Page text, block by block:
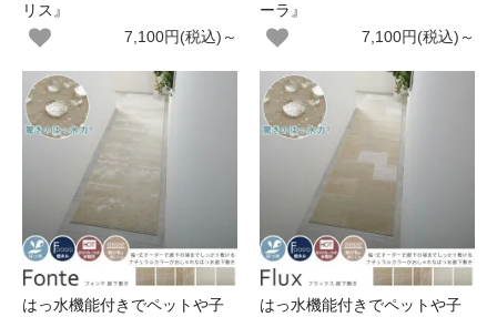
リス』
7,100円(税込)～
ーラ』
7,100円(税込)～
はっ水機能付きでペットや子
はっ水機能付きでペットや子